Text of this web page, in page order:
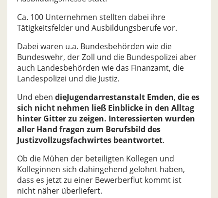
Ca. 100 Unternehmen stellten dabei ihre
Tätigkeitsfelder und Ausbildungsberufe vor.
Dabei waren u.a. Bundesbehörden wie die
Bundeswehr, der Zoll und die Bundespolizei aber
auch Landesbehörden wie das Finanzamt, die
Landespolizei und die Justiz.
Und eben dieJugendarrestanstalt Emden, die es
sich nicht nehmen ließ Einblicke in den Alltag
hinter Gitter zu zeigen. Interessierten wurden
aller Hand fragen zum Berufsbild des
Justizvollzugsfachwirtes beantwortet.
Ob die Mühen der beteiligten Kollegen und
Kolleginnen sich dahingehend gelohnt haben,
dass es jetzt zu einer Bewerberflut kommt ist
nicht näher überliefert.